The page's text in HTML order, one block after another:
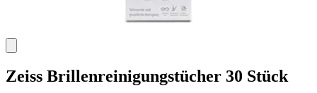
Zeiss Brillenreinigungstücher 30 Stück